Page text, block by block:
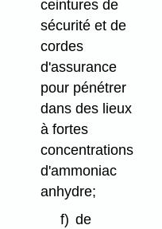
ceintures de
sécurité et de
cordes
d'assurance
pour pénétrer
dans des lieux
à fortes
concentrations
d'ammoniac
anhydre;
f) de